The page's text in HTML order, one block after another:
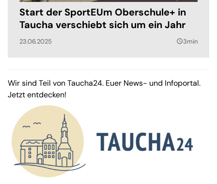
Start der SportEUm Oberschule+ in
Taucha verschiebt sich um ein Jahr
23.06.2025 query_builder3min
Wir sind Teil von Taucha24. Euer News- und Infoportal.
Jetzt entdecken!